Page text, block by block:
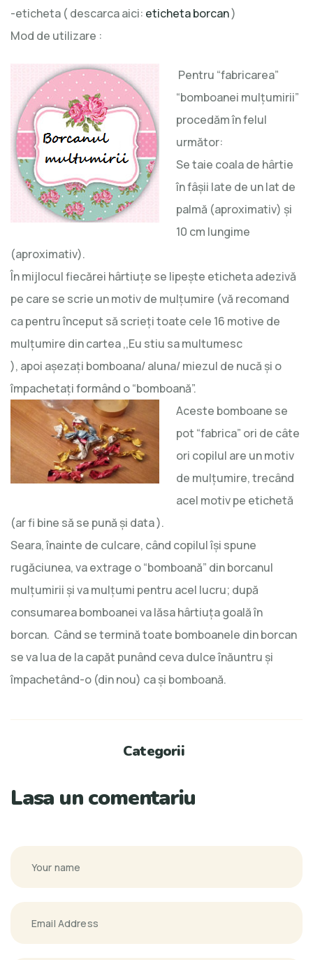
-eticheta ( descarca aici: eticheta borcan)
Mod de utilizare :
Pentru “fabricarea”
“bomboanei mulţumirii”
procedăm în felul
următor:
Se taie coala de hârtie
în fâşii late de un lat de
palmă (aproximativ) şi
10 cm lungime
(aproximativ).
În mijlocul fiecărei hârtiuţe se lipeşte eticheta adezivă
pe care se scrie un motiv de mulţumire (vă recomand
ca pentru început să scrieţi toate cele 16 motive de
mulţumire din cartea ,,Eu stiu sa multumesc
), apoi aşezaţi bomboana/ aluna/ miezul de nucă şi o
împachetaţi formând o “bomboană”.
Aceste bomboane se
pot “fabrica” ori de câte
ori copilul are un motiv
de mulţumire, trecând
acel motiv pe etichetă
(ar fi bine să se pună şi data ).
Seara, înainte de culcare, când copilul îşi spune
rugăciunea, va extrage o “bomboană” din borcanul
mulţumirii şi va mulţumi pentru acel lucru; după
consumarea bomboanei va lăsa hârtiuţa goală în
borcan. Când se termină toate bomboanele din borcan
se va lua de la capăt punând ceva dulce înăuntru şi
împachetând-o (din nou) ca şi bomboană.
Categorii
Lasa un comentariu